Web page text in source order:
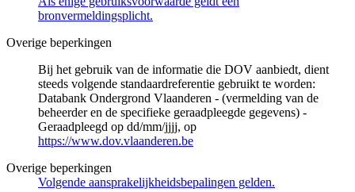
bronvermeldingsplicht.
Overige beperkingen
Bij het gebruik van de informatie die DOV aanbiedt, dient
steeds volgende standaardreferentie gebruikt te worden:
Databank Ondergrond Vlaanderen - (vermelding van de
beheerder en de specifieke geraadpleegde gegevens) -
Geraadpleegd op dd/mm/jjjj, op
https://www.dov.vlaanderen.be
Overige beperkingen
Volgende aansprakelijkheidsbepalingen gelden.